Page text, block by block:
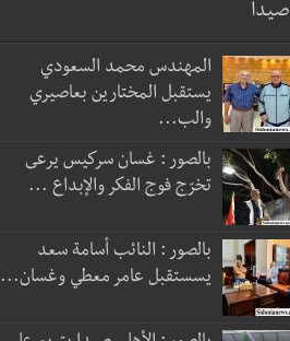
صيدا
المهندس محمد السعودي
يستقبل المختارين بعاصيري
والب...
بالصور : غسان سركيس يرعى
تخرّج فوج الفكر والإبداع ...
بالصور : النائب أسامة سعد
يسستقبل عامر معطي وغسان...